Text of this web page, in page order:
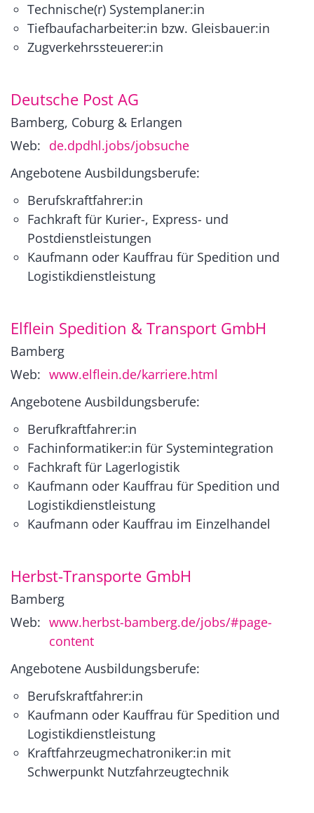
Technische(r) Systemplaner:in
Tiefbaufacharbeiter:in bzw. Gleisbauer:in
Zugverkehrssteuerer:in
Deutsche Post AG
Bamberg, Coburg & Erlangen
Web: de.dpdhl.jobs/jobsuche
Angebotene Ausbildungsberufe:
Berufskraftfahrer:in
Fachkraft für Kurier-, Express- und
Postdienstleistungen
Kaufmann oder Kauffrau für Spedition und
Logistikdienstleistung
Elflein Spedition & Transport GmbH
Bamberg
Web: www.elflein.de/karriere.html
Angebotene Ausbildungsberufe:
Berufkraftfahrer:in
Fachinformatiker:in für Systemintegration
Fachkraft für Lagerlogistik
Kaufmann oder Kauffrau für Spedition und
Logistikdienstleistung
Kaufmann oder Kauffrau im Einzelhandel
Herbst-Transporte GmbH
Bamberg
Web: www.herbst-bamberg.de/jobs/#page-
content
Angebotene Ausbildungsberufe:
Berufskraftfahrer:in
Kaufmann oder Kauffrau für Spedition und
Logistikdienstleistung
Kraftfahrzeugmechatroniker:in mit
Schwerpunkt Nutzfahrzeugtechnik